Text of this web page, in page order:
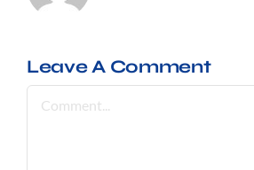
Leave A Comment
Comment